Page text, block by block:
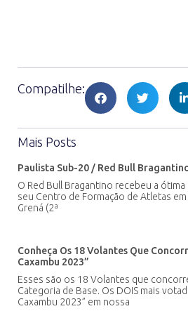
Compatilhe:
Mais Posts
Paulista Sub-20 / Red Bull
O Red Bull Bragantino recebeu a
seu Centro de Formação de Atletas
Grená (2ª
Conheça Os 18 Volantes Que
Caxambu 2023”
Esses são os 18 Volantes que
Categoria de Base. Os DOIS mais
Caxambu 2023” em nossa